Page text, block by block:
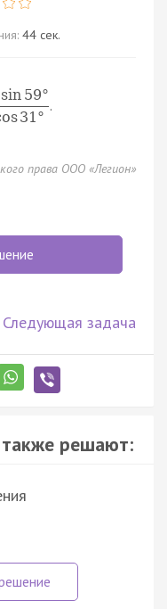
44 сек.
sin 59°
31 °
.
права ООО «Легион»
Следующая задача
также решают: